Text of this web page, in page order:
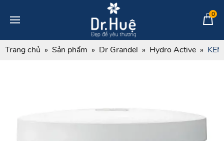
0
Trang chủ Sản phẩm Dr Grandel Hydro Active